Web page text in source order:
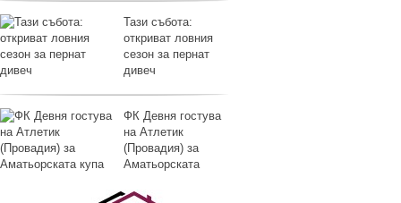
Тази събота:
откриват ловния
сезон за пернат
дивеч
ФК Девня гостува
на Атлетик
(Провадия) за
Аматьорската